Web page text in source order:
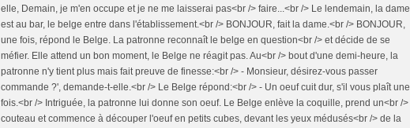
elle, Demain, je m'en occupe et je ne me laisserai pas<br /> faire...<br /> Le lendemain, la dame
est au bar, le belge entre dans l'établissement.<br /> BONJOUR, fait la dame.<br /> BONJOUR,
une fois, répond le Belge. La patronne reconnaît le belge en question<br /> et décide de se
méfier. Elle attend un bon moment, le Belge ne réagit pas. Au<br /> bout d'une demi-heure, la
patronne n'y tient plus mais fait preuve de finesse:<br /> - Monsieur, désirez-vous passer
commande ?', demande-t-elle.<br /> Le Belge répond:<br /> - Un oeuf cuit dur, s'il vous plaît une
fois.<br /> Intriguée, la patronne lui donne son oeuf. Le Belge enlève la coquille, prend un<br />
couteau et commence à découper l'oeuf en petits cubes, devant les yeux médusés<br /> de la